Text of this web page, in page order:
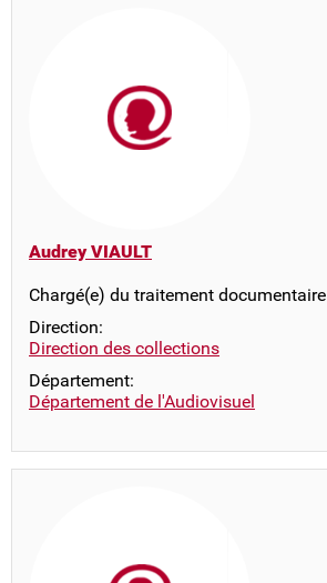
Audrey VIAULT
Chargé(e) du traitement documentaire
Direction:
Direction des collections
Département:
Département de l'Audiovisuel